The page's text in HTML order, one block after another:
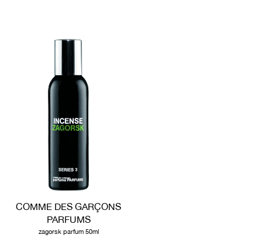
COMME DES GARÇONS
PARFUMS
zagorsk parfum 50ml